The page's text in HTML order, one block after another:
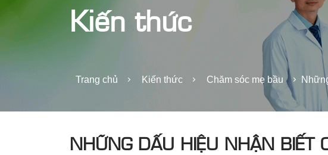
Kiến thức
Trang chủ Kiến thức Chăm sóc mẹ bầu
NHỮNG DẤU HIỆU NHẬN BIẾT